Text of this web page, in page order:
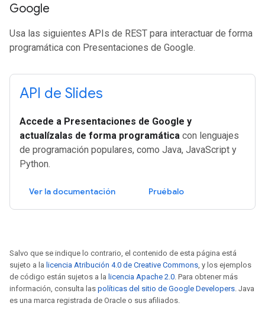
Google
Usa las siguientes APIs de REST para interactuar de forma
programática con Presentaciones de Google.
API de Slides
Accede a Presentaciones de Google y
actualízalas de forma programática con lenguajes
de programación populares, como Java, JavaScript y
Python.
Ver la documentación Pruébalo
Salvo que se indique lo contrario, el contenido de esta página está
sujeto a la licencia Atribución 4.0 de Creative Commons , y los ejemplos
de código están sujetos a la licencia Apache 2.0 . Para obtener más
información, consulta las políticas del sitio de Google Developers . Java
es una marca registrada de Oracle o sus afiliados.